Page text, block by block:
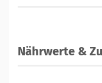
Nährwerte &